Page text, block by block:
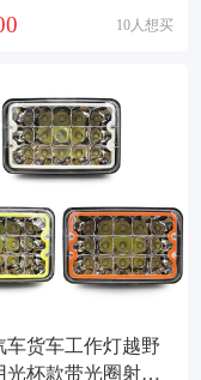
手一件代发
10人想买
车货车工作灯越野
光杯款带光圈射灯